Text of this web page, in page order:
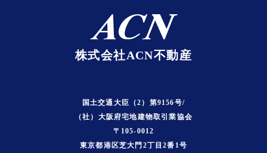
株式会社ACN不動産
国土交通大臣（2）第9156号/
（社）大阪府宅地建物取引業協会
〒105-0012
東京都港区芝大門2丁目2番1号